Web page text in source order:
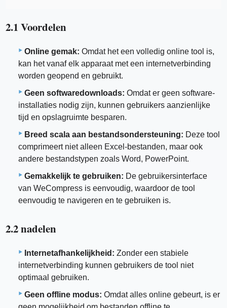
2.1 Voordelen
Online gemak: Omdat het een volledig online tool is,
kan het vanaf elk apparaat met een internetverbinding
worden geopend en gebruikt.
Geen softwaredownloads: Omdat er geen software-
installaties nodig zijn, kunnen gebruikers aanzienlijke
tijd en opslagruimte besparen.
Breed scala aan bestandsondersteuning: Deze tool
comprimeert niet alleen Excel-bestanden, maar ook
andere bestandstypen zoals Word, PowerPoint.
Gemakkelijk te gebruiken: De gebruikersinterface
van WeCompress is eenvoudig, waardoor de tool
eenvoudig te navigeren en te gebruiken is.
2.2 nadelen
Internetafhankelijkheid: Zonder een stabiele
internetverbinding kunnen gebruikers de tool niet
optimaal gebruiken.
Geen offline modus: Omdat alles online gebeurt, is er